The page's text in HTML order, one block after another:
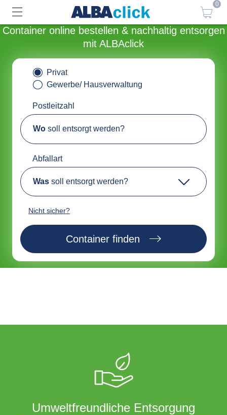
0
Container online bestellen & nachhaltig entsorgen
mit ALBAclick
Privat
Gewerbe/ Hausverwaltung
Postleitzahl
Wo soll entsorgt werden?
Abfallart
Was soll entsorgt werden?
Nicht sicher?
Container finden
Umweltfreundliche Entsorgung